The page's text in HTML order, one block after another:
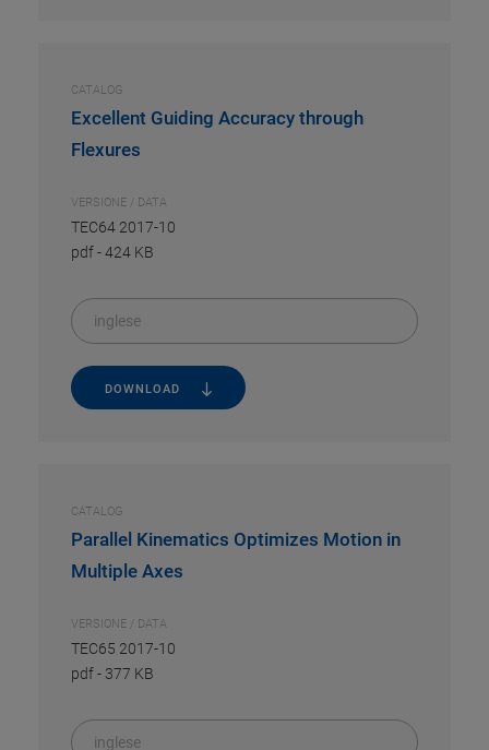
CATALOG
Excellent Guiding Accuracy through
Flexures
VERSIONE / DATA
TEC64 2017-10
pdf-424 KB
inglese
DOWNLOAD
CATALOG
Parallel Kinematics Optimizes Motion in
Multiple Axes
VERSIONE / DATA
TEC65 2017-10
pdf- 377 KB
inglese